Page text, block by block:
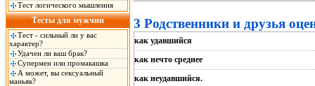
Тест логического мышления
Тесты для мужчин
Тест - сильный ли у вас
характер?
Удачен ли ваш брак?
Супермен или промакашка
А может, вы сексуальный
маньяк?
3 Родственники и друзья
как удавшийся
как нечто среднее
как неудавшийся.